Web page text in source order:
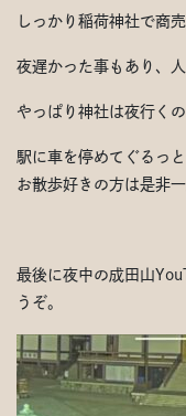
しっかり稲荷神社で商売
夜遅かった事もあり、
やっぱり神社は夜行く
駅に車を停めてぐるっ
お散歩好きの方は是非
最後に夜中の成田山
うぞ。